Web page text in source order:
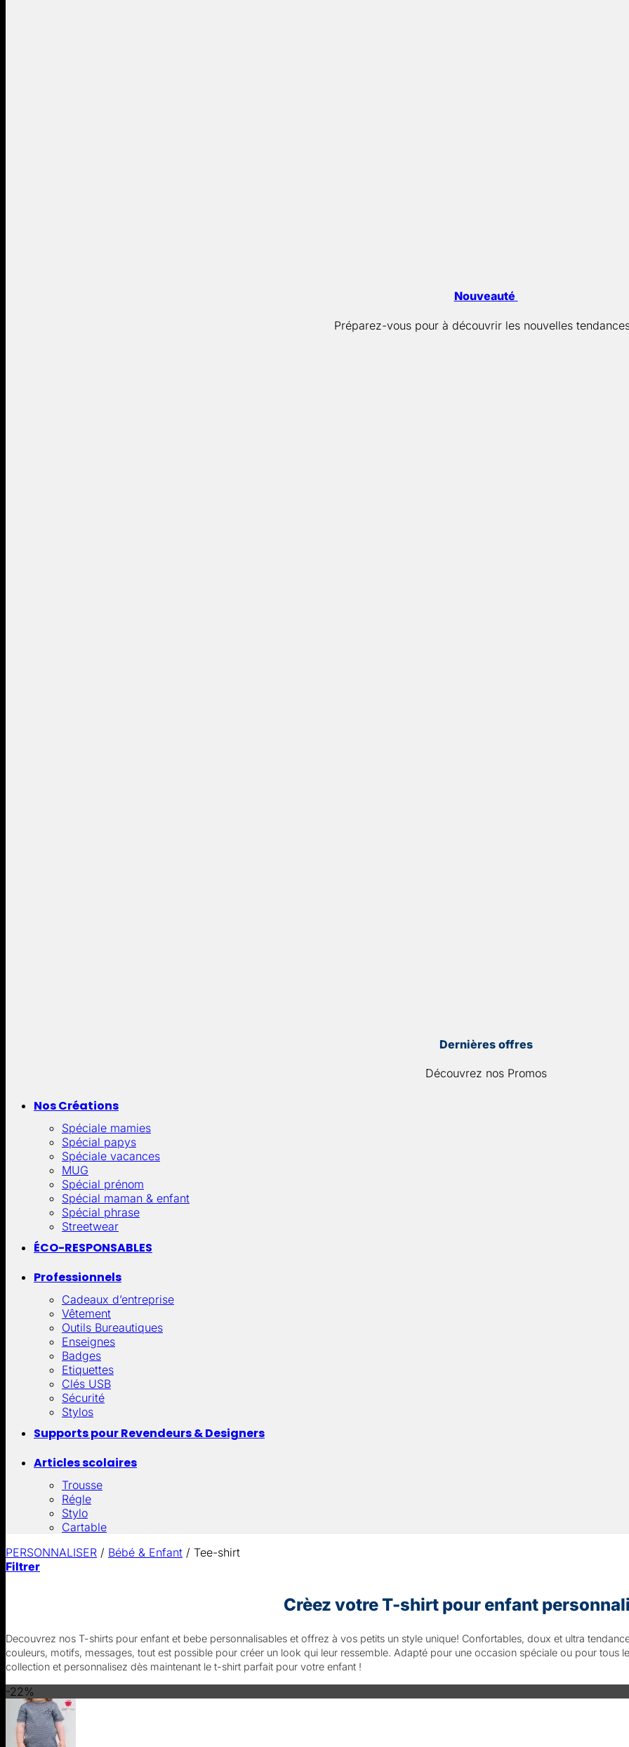
Nouveauté
Préparez-vous pour à découvrir les nouvelles
Dernières offres
Découvrez nos Promos
Nos Créations
Spéciale mamies
Spécial papys
Spéciale vacances
MUG
Spécial prénom
Spécial maman & enfant
Spécial phrase
Streetwear
ÉCO-RESPONSABLES
Professionnels
Cadeaux d’entreprise
Vêtement
Outils Bureautiques
Enseignes
Badges
Etiquettes
Clés USB
Sécurité
Stylos
Supports pour Revendeurs & Designers
Articles scolaires
Trousse
Régle
Stylo
Cartable
PERSONNALISER / Bébé & Enfant / Tee-shirt
Filtrer
Crèez votre T-shirt pour enfant
Decouvrez nos T-shirts pour enfant et bebe personnalisables et offrez à vos petits un style unique! Confortables, doux et ultra
couleurs, motifs, messages, tout est possible pour créer un look qui leur ressemble. Adapté pour une occasion spéciale ou pour tous
collection et personnalisez dès maintenant le t-shirt parfait pour votre enfant !
-22%